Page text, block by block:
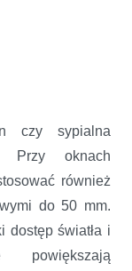
czy sypialna
Przy oknach
również
do 50 mm.
dostęp światła i
powiększają